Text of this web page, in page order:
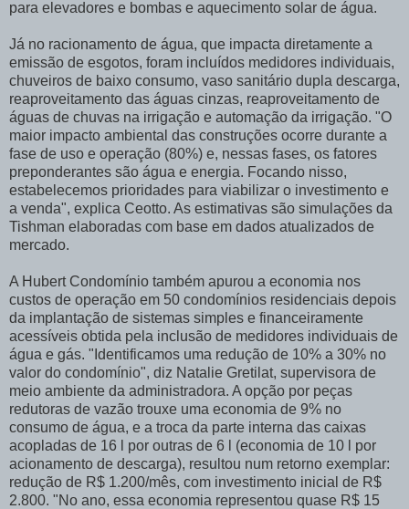
para elevadores e bombas e aquecimento solar de água.
Já no racionamento de água, que impacta diretamente a
emissão de esgotos, foram incluídos medidores individuais,
chuveiros de baixo consumo, vaso sanitário dupla descarga,
reaproveitamento das águas cinzas, reaproveitamento de
águas de chuvas na irrigação e automação da irrigação. "O
maior impacto ambiental das construções ocorre durante a
fase de uso e operação (80%) e, nessas fases, os fatores
preponderantes são água e energia. Focando nisso,
estabelecemos prioridades para viabilizar o investimento e
a venda", explica Ceotto. As estimativas são simulações da
Tishman elaboradas com base em dados atualizados de
mercado.
A Hubert Condomínio também apurou a economia nos
custos de operação em 50 condomínios residenciais depois
da implantação de sistemas simples e financeiramente
acessíveis obtida pela inclusão de medidores individuais de
água e gás. "Identificamos uma redução de 10% a 30% no
valor do condomínio", diz Natalie Gretilat, supervisora de
meio ambiente da administradora. A opção por peças
redutoras de vazão trouxe uma economia de 9% no
consumo de água, e a troca da parte interna das caixas
acopladas de 16 l por outras de 6 l (economia de 10 l por
acionamento de descarga), resultou num retorno exemplar:
redução de R$ 1.200/mês, com investimento inicial de R$
2.800. "No ano, essa economia representou quase R$ 15